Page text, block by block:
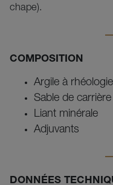
chape).
COMPOSITION
Argile à
Sable de
Liant minérale
Adjuvants
DONNÉES